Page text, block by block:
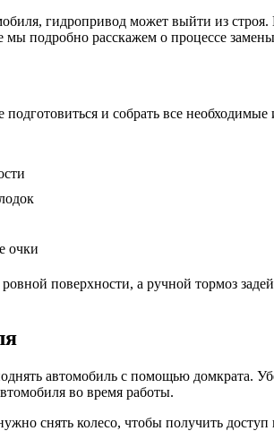
гидропривод может выйти из
мы подробно расскажем о процессе
подготовиться и собрать все
очки
поверхности, а ручной тормоз
автомобиль с помощью домкрата.
во время работы.
снять колесо, чтобы получить